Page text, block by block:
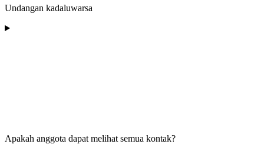
Undangan kadaluwarsa
Apakah anggota dapat melihat semua kontak?